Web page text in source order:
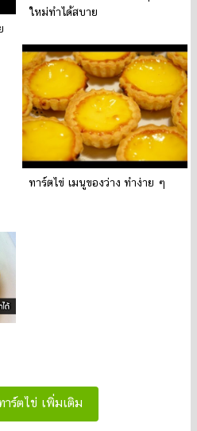
ใหม่ทำได้สบาย
ทาร์ตไข่ เมนูของว่าง ทำง่าย ๆ
าร์ตไข่ เพิ่มเติม